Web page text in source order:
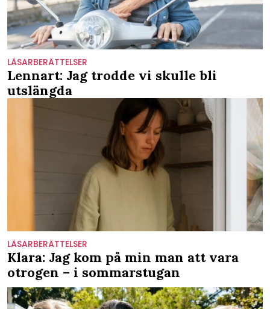
LÄSARBERÄTTELSER
Lennart: Jag trodde vi skulle bli
utslängda
LÄSARBERÄTTELSER
Klara: Jag kom på min man att vara
otrogen – i sommarstugan